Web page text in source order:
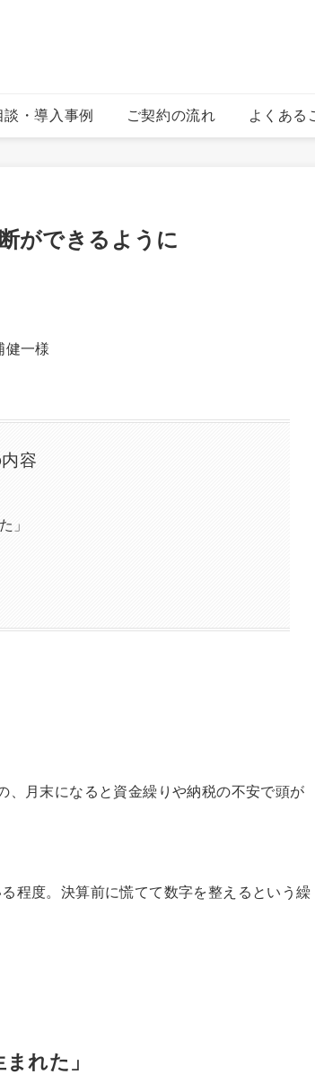
談・導入事例 ご契約の流れ よくある
ができるように
健一様
容
」
、月末になると資金繰りや納税の不安で頭が
程度。決算前に慌てて数字を整えるという繰
れた」